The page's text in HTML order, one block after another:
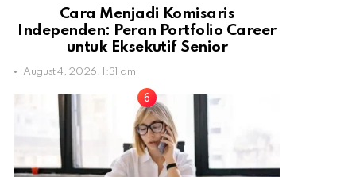
Cara Menjadi Komisaris
Independen: Peran Portfolio Career
untuk Eksekutif Senior
August 4, 2026, 1:31 am